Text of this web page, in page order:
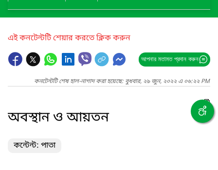
এই কনটেন্টটি শেয়ার করতে ক্লিক করুন
আপনার মতামত প্রদান করুন
কনটেন্টটি শেষ হাল-নাগাদ করা হয়েছে: বুধবার, ২৯ জুন, ২০২২ এ ০৬:২২ PM
অবস্থান ও আয়তন
কন্টেন্ট: পাতা